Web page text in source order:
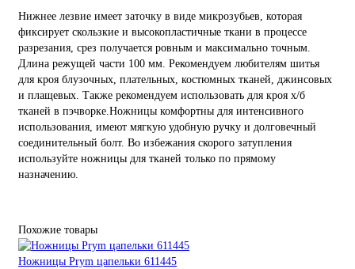
Нижнее лезвие имеет заточку в виде микрозубьев, которая
фиксирует скользкие и высокопластичные ткани в процессе
разрезания, срез получается ровным и максимально точным.
Длина режущей части 100 мм. Рекомендуем любителям шитья
для кроя блузочных, плательных, костюмных тканей, джинсовых
и плащевых. Также рекомендуем использовать для кроя х/б
тканей в пэчворке.Ножницы комфортны для интенсивного
использования, имеют мягкую удобную ручку и долговечный
соединительный болт. Во избежания скорого затупления
используйте ножницы для тканей только по прямому
назначению.
Похожие товары
Ножницы Prym цапельки 611445